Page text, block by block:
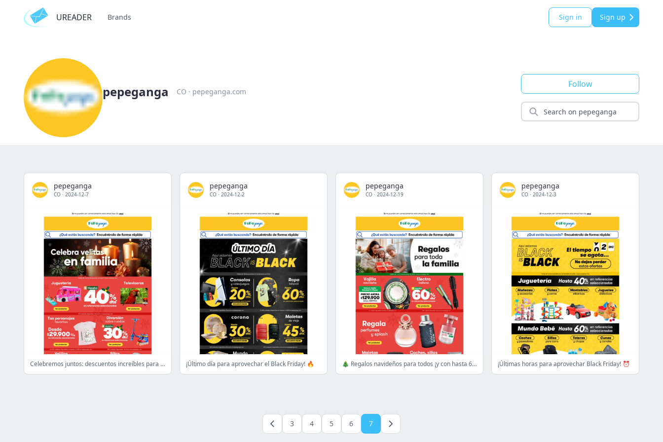
UREADER Brands Sign in Sign up
pepeganga CO · pepeganga.com
Follow
pepeganga
CO · 2024-12-7
Celebremos juntos: descuentos increíbles para tu hogar 🎄✨
pepeganga
CO · 2024-12-2
¡Último día para aprovechar el Black Friday! 🔥
pepeganga
CO · 2024-12-19
🎄 Regalos navideños para todos ¡y con hasta 60% de descuento! 🎁
pepeganga
CO · 2024-12-3
¡Últimas horas para aprovechar Black Friday! ⏰
3 4 5 6 7